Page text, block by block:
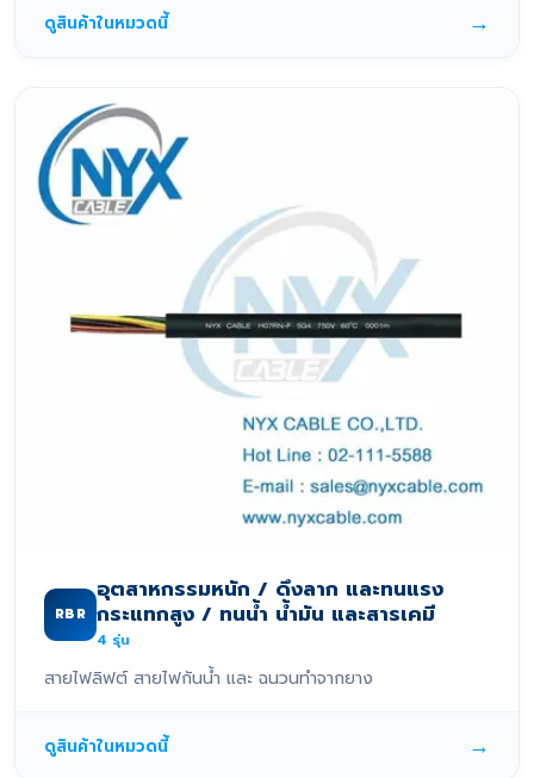
ดูสินค้าในหมวดนี้ →
RBR
อุตสาหกรรมหนัก / ดึงลาก และทนแรง
กระแทกสูง / ทนน้ำ น้ำมัน และสารเคมี
4 รุ่น
สายไฟลิฟต์ สายไฟกันน้ำ และ ฉนวนทำจากยาง
ดูสินค้าในหมวดนี้ →